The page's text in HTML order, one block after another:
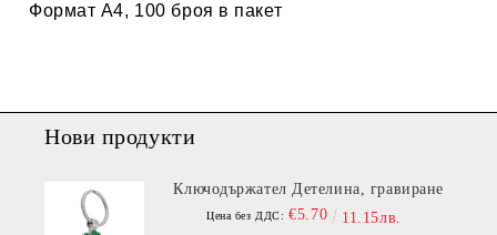
Формат А4, 100 броя в пакет
Нови продукти
Ключодържател Детелина, гравиране
Цена без ДДС: €5.70 11.15лв.